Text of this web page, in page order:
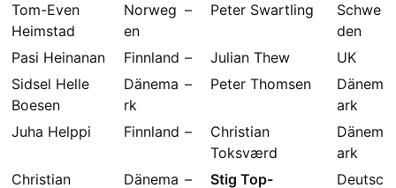
Tom-Even
Heimstad
Norweg
en
– Peter Swartling
Schwe
den
Pasi Heinanan
Finnland – Julian Thew
UK
Sidsel Helle
Boesen
Dänema
rk
– Peter Thomsen
Dänem
ark
Juha Helppi
Finnland –
Christian
Toksværd
Dänem
ark
Christian
Dänema –
Stig Top-
Deutsc